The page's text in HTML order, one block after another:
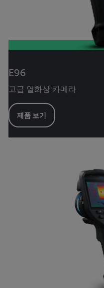
E96
고급 열화상 카메라
제품 보기